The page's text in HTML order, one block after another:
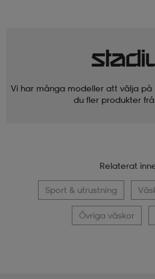
Vi har många modeller att välja
du fler produkter
Relaterat
Sport & utrustning
Övriga väskor